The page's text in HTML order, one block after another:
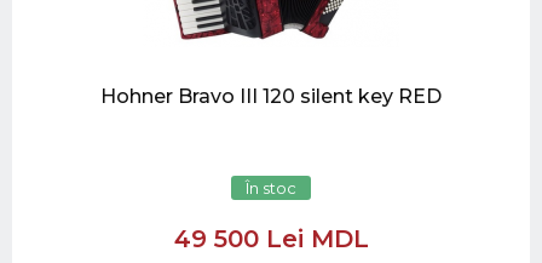
Hohner Bravo III 120 silent key RED
În stoc
49 500 Lei MDL